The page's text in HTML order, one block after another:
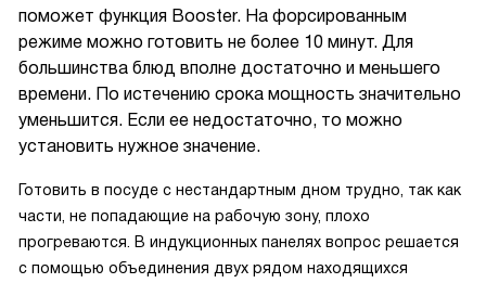
поможет функция Booster. На форсированным
режиме можно готовить не более 10 минут. Для
большинства блюд вполне достаточно и меньшего
времени. По истечению срока мощность значительно
уменьшится. Если ее недостаточно, то можно
установить нужное значение.
Готовить в посуде с нестандартным дном трудно, так как
части, не попадающие на рабочую зону, плохо
прогреваются. В индукционных панелях вопрос решается
с помощью объединения двух рядом находящихся